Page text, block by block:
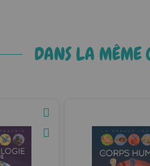
DANS LA MÊME